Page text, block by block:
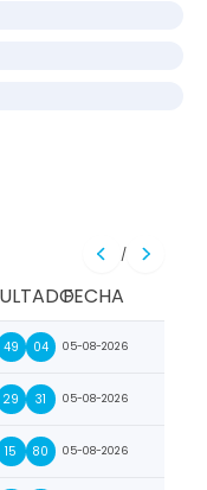
/
FECHA
49 04 05-08-2026
29 31 05-08-2026
15 80 05-08-2026